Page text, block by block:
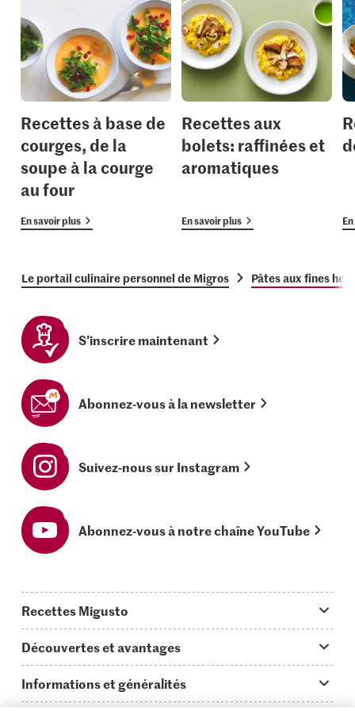
Recettes à base de
courges, de la
soupe à la courge
au four
En savoir plus
Recettes aux
bolets: raffinées et
aromatiques
En savoir plus
Le portail culinaire personnel de Migros Pâtes aux fines
S’inscrire maintenant
Abonnez-vous à la newsletter
Suivez-nous sur Instagram
Abonnez-vous à notre chaîne YouTube
Recettes Migusto
Idées de menus
Plats principaux
Découvertes et avantages
On en parle...
Informations et généralités